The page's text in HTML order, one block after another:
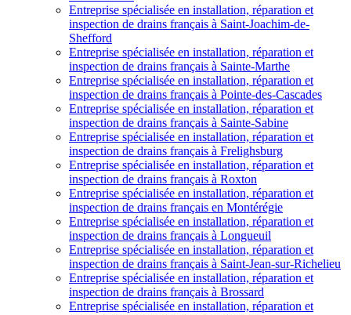
Entreprise spécialisée en installation, réparation et
inspection de drains français à Saint-Joachim-de-
Shefford
Entreprise spécialisée en installation, réparation et
inspection de drains français à Sainte-Marthe
Entreprise spécialisée en installation, réparation et
inspection de drains français à Pointe-des-Cascades
Entreprise spécialisée en installation, réparation et
inspection de drains français à Sainte-Sabine
Entreprise spécialisée en installation, réparation et
inspection de drains français à Frelighsburg
Entreprise spécialisée en installation, réparation et
inspection de drains français à Roxton
Entreprise spécialisée en installation, réparation et
inspection de drains français en Montérégie
Entreprise spécialisée en installation, réparation et
inspection de drains français à Longueuil
Entreprise spécialisée en installation, réparation et
inspection de drains français à Saint-Jean-sur-Richelieu
Entreprise spécialisée en installation, réparation et
inspection de drains français à Brossard
Entreprise spécialisée en installation, réparation et